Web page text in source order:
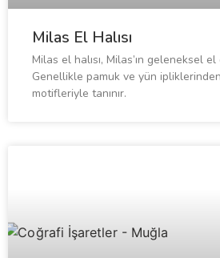
Milas El Halısı
Milas el halısı, Milas’ın geleneksel el
Genellikle pamuk ve yün
motifleriyle tanınır.